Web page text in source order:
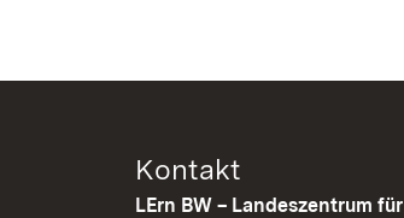
Kontakt
LErn BW – Landeszentrum für